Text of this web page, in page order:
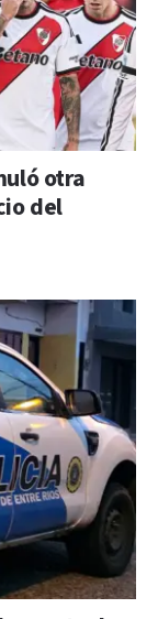
otra
del